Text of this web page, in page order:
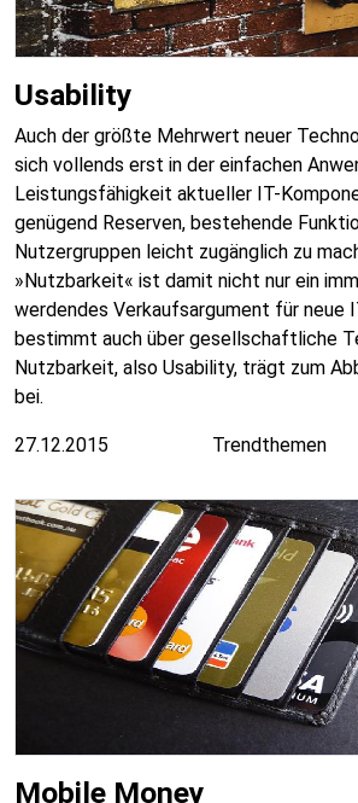
Usability
Auch der größte Mehrwert neuer
sich vollends erst in der einfachen
Leistungsfähigkeit aktueller IT-
genügend Reserven, bestehende
Nutzergruppen leicht zugänglich zu
»Nutzbarkeit« ist damit nicht nur ein
werdendes Verkaufsargument für neue
bestimmt auch über gesellschaftliche
Nutzbarkeit, also Usability, trägt zum
bei.
27.12.2015 Trendthemen
Mobile Money